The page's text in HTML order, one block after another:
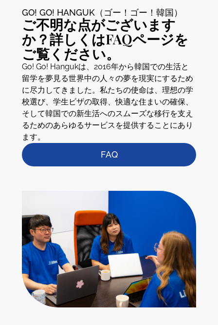
GO! GO! HANGUK（ゴー！ゴー！韓国）
ご不明な点がございます
か？詳しくはFAQページを
ご覧ください。
Go! Go! Hangukは、2016年から韓国での生活と
留学を夢見る世界中の人々の夢を現実にするため
に尽力してきました。私たちの使命は、理想の学
校選び、学生ビザの取得、快適な住まいの確保、
そして韓国での新生活へのスムーズな移行を支え
るためのあらゆるサービスを提供することにあり
ます。
FAQ